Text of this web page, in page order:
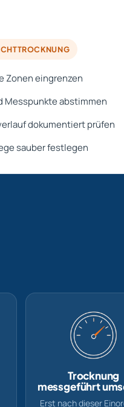
Zonen eingrenzen
Messpunkte abstimmen
dokumentiert prüfen
sauber festlegen
Trocknung
messgeführt
Erst nach dieser